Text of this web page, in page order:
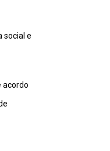
social e
acordo